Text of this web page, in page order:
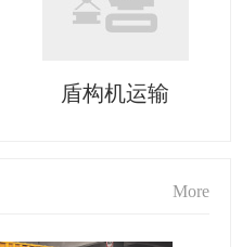
盾构机运输
More